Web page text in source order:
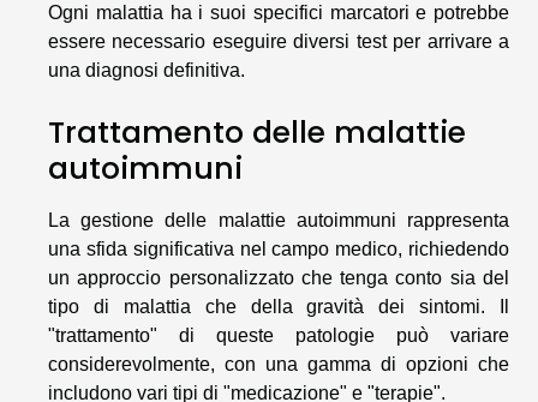
Ogni malattia ha i suoi specifici marcatori e potrebbe
essere necessario eseguire diversi test per arrivare a
una diagnosi definitiva.
Trattamento delle malattie
autoimmuni
La gestione delle malattie autoimmuni rappresenta
una sfida significativa nel campo medico, richiedendo
un approccio personalizzato che tenga conto sia del
tipo di malattia che della gravità dei sintomi. Il
"trattamento" di queste patologie può variare
considerevolmente, con una gamma di opzioni che
includono vari tipi di "medicazione" e "terapie".